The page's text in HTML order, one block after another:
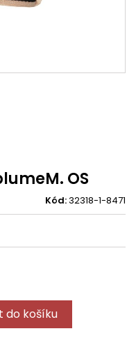
OS
Kód:32318-1-8471
do košíku